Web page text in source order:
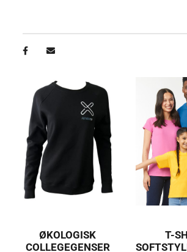
ØKOLOGISK
COLLEGEGENSER
T-